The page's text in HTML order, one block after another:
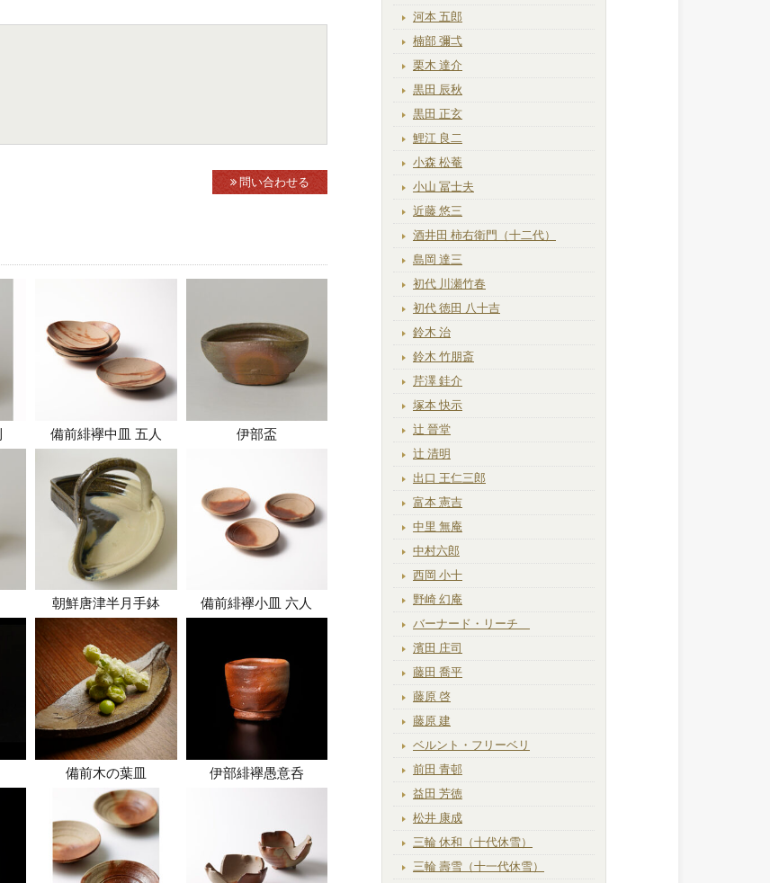
問い合わせる
備前緋襷中皿 五人 伊部盃
朝鮮唐津半月手鉢 備前緋襷小皿 六人
備前木の葉皿 伊部緋襷愚意呑
河本 五郎
楠部 彌弌
栗木 達介
黒田 辰秋
黒田 正玄
鯉江 良二
小森 松菴
小山 冨士夫
近藤 悠三
酒井田 柿右衛門（十二代）
島岡 達三
初代 川瀬竹春
初代 徳田 八十吉
鈴木 治
鈴木 竹朋斎
芹澤 銈介
塚本 快示
辻 晉堂
辻 清明
出口 王仁三郎
富本 憲吉
中里 無庵
中村六郎
西岡 小十
野崎 幻庵
バーナード・リーチ
濱田 庄司
藤田 喬平
藤原 啓
藤原 建
ベルント・フリーベリ
前田 青邨
益田 芳徳
松井 康成
三輪 休和（十代休雪）
三輪 壽雪（十一代休雪）